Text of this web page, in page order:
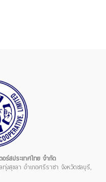
ร์สประเทศไทย จำกัด
สุขลา อำเภอศรีราชา จังหวัดชลบุรี,